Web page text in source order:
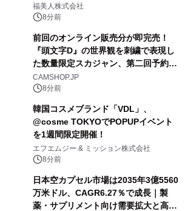
福美人株式会社
8分前
前回のオンライン販売分が即完売！
『頭文字D』の世界観を刺繍で表現し
た数量限定スカジャン、第二回予約販
売を開始！
CAMSHOP.JP
8分前
韓国コスメブランド「VDL」、
@cosme TOKYOでPOPUPイベント
を1週間限定開催！
エフエムジー & ミッション株式会社
8分前
日本空カプセル市場は2035年3億5560
万米ドル、CAGR6.27％で成長｜製
薬・サプリメント向け需要拡大と高機